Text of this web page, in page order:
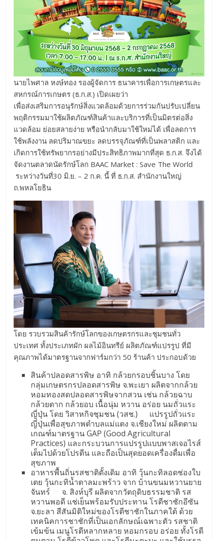
นายไพศาล หงษ์ทอง รองผู้จัดการ ธนาคารเพื่อการเกษตรและ
สหกรณ์การเกษตร (ธ.ก.ส.) เปิดเผยว่า
เพื่อส่งเสริมการอนุรักษ์สิ่งแวดล้อมด้วยการร่วมกันปรับเปลี่ยน
พฤติกรรมมาใช้ผลิตภัณฑ์สินค้าและบริการที่เป็นมิตรต่อสิ่ง
แวดล้อม ย่อยสลายง่าย หรือนำกลับมาใช้ใหม่ได้ เพื่อลดการ
ใช้พลังงาน ลดปริมาณขยะ ลดบรรจุภัณฑ์ที่เป็นพลาสติก และ
เกิดการใช้ทรัพยากรอย่างมีประสิทธิภาพมากที่สุด ธ.ก.ส. จึงได้
จัดงานตลาดนัดรักษ์โลก BAAC Market : Save The World
ระหว่างวันที่30 มิ.ย. – 2 ก.ค. นี้ ที่ ธ.ก.ส. สำนักงานใหญ่
ถ.พหลโยธิน
โดย รวบรวมสินค้ารักษ์โลกของเกษตรกรและชุมชนทั่ว
ประเทศ ทั้งประเภทผัก ผลไม้อินทรีย์ ผลิตภัณฑ์แปรรูป ที่มี
คุณภาพได้มาตรฐานจากฟาร์มกว่า 50 ร้านค้า ประกอบด้วย
สินค้าปลอดสารพิษ อาทิ กล้วยกรอบชิ้นบาง โดย
กลุ่มเกษตรกรปลอดสารพิษ จ.พะเยา ผลิตจากกล้วย
หอมทองสดปลอดสารพิษจากสวน เช่น กล้วยฉาบ
กล้วยตาก กล้วยอบ เนื้อนุ่ม หวาน อร่อย นมถั่วแระ
ญี่ปุ่น โดย วิสาหกิจชุมชน (วสช.) แปรรูปถั่วแระ
ญี่ปุ่นเพื่อสุขภาพตำบลแม่แตง จ.เชียงใหม่ ผลิตตาม
เกณฑ์มาตรฐาน GAP (Good Agricultural
Practices) และกระบวนการแปรรูปแบบพาสเจอไรส์
เต็มไปด้วยโปรตีน และถือเป็นสุดยอดเครื่องดื่มเพื่อ
สุขภาพ
อาหารพื้นถิ่นรสชาติดั้งเดิม อาทิ วุ้นกะทิลอดช่องใบ
เตย วุ้นกะทิน้ำตาลมะพร้าว จาก บ้านขนมหวานยาย
จันทร์ จ. สิงห์บุรี ผลิตจากวัตถุดิบธรรมชาติ รส
หวานพอดี แช่เย็นพร้อมรับประทาน โรตีชาชักอีซัน
จ.ยะลา สีสันมิติใหม่ของโรตีชาชักในภาคใต้ ด้วย
เทคนิคการชาชักที่เป็นเอกลักษณ์เฉพาะตัว รสชาติ
เข้มข้น เมนูโรตีหลากหลาย หอมกรอบ อร่อย ทั้งโรตี